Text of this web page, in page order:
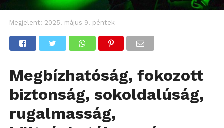
Megjelent: 2025. május 9. péntek
Megbízhatóság, fokozott
biztonság, sokoldalúság,
rugalmasság,